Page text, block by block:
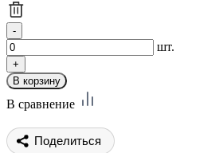
шт.
В сравнение
Поделиться